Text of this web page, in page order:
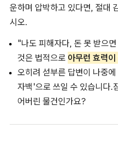
운하며 압박하고 있다면, 절대
시오.
"나도 피해자다, 돈 못 받으
것은 법적으로 아무런 효력
오히려 섣부른 답변이 나중
자백'으로 쓰일 수 있습니다.
어버린 물건인가요?